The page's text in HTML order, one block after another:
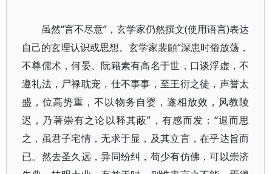
虽然“言不尽意”，玄学家仍然撰文(使用语言)表达
自己的玄理认识或思想。玄学家裴頠“深患时俗放荡，
不尊儒术，何晏、阮籍素有高名于世，口谈浮虚，不
遵礼法，尸禄耽宠，仕不事事，至王衍之徒，声誉太
盛，位高势重，不以物务自婴，遂相放效，风教陵
迟，乃著崇有之论以释其蔽”，有感而发：“退而思
之，虽君子宅情，无求于显，及其立言，在乎达旨而
已。然去圣久远，异同纷纠，苟少有仿佛，可以崇济